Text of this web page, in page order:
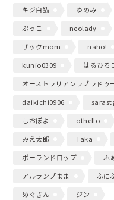
キジ白猫
ゆのみ
ぷっこ
neolady
ザックmom
naho!
kunio0309
はるひろ
オーストラリアンラブラドゥ
daikichi0906
しおぽよ
othello
みえ太郎
Taka
ポーランドロップ
ふ
アルランプまま
ふに
めぐさん
ジン